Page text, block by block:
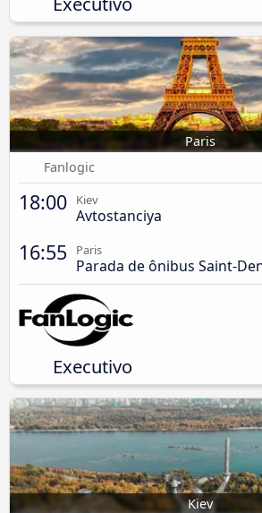
Paris
Fanlogic
18:00 Kiev
Avtostanciya
16:55 Paris
Parada de ônibus Saint-
Executivo
Kiev